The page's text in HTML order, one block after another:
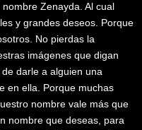
Zenayda. Al cual
y grandes deseos. Porque
No pierdas la
imágenes que digan
darle a alguien una
en ella. Porque muchas
nombre vale más que
nombre que deseas, para